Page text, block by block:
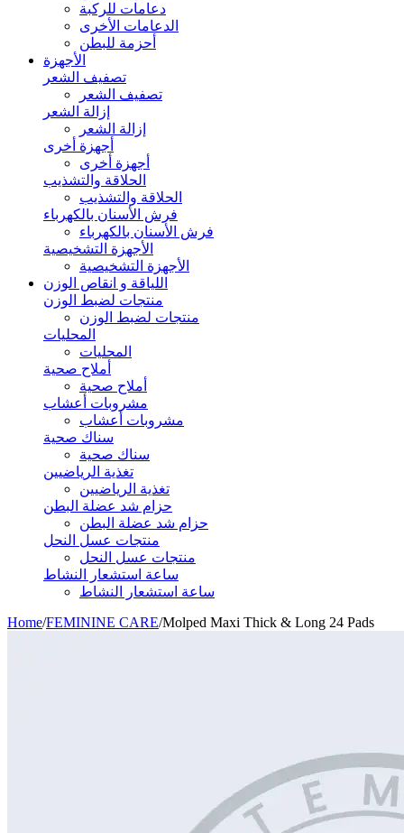
دعامات للركبة
الدعامات الأخرى
أحزمة للبطن
الأجهزة
تصفيف الشعر
تصفيف الشعر
إزالة الشعر
إزالة الشعر
أجهزة أخرى
أجهزة أخرى
الحلاقة والتشذيب
الحلاقة والتشذيب
فرش الأسنان بالكهرباء
فرش الأسنان بالكهرباء
الأجهزة التشخيصية
الأجهزة التشخيصية
اللياقة و انقاص الوزن
منتجات لضبط الوزن
منتجات لضبط الوزن
المحليات
المحليات
أملاح صحية
أملاح صحية
مشروبات أعشاب
مشروبات أعشاب
سناك صحية
سناك صحية
تغذية الرياضيين
تغذية الرياضيين
حزام شد عضلة البطن
حزام شد عضلة البطن
منتجات عسل النحل
منتجات عسل النحل
ساعة استشعار النشاط
ساعة استشعار النشاط
Home/FEMININE CARE/Molped Maxi Thick & Long 24 Pads